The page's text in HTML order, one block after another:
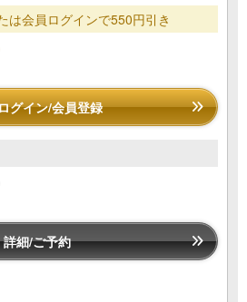
は会員ログインで550円引き
グイン/会員登録
詳細/ご予約